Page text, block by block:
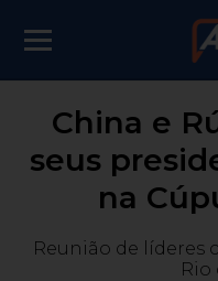
China e
seus
na
Reunião de líderes
Rio